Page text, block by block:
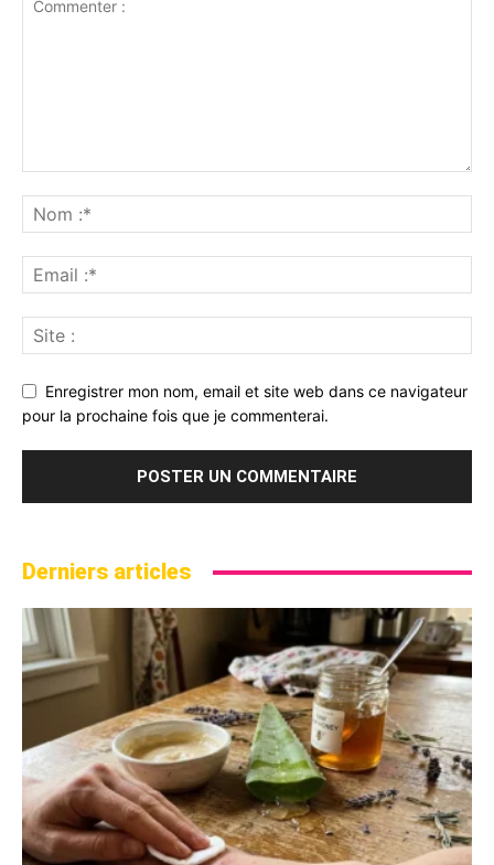
Enregistrer mon nom, email et site web dans ce navigateur
pour la prochaine fois que je commenterai.
Derniers articles